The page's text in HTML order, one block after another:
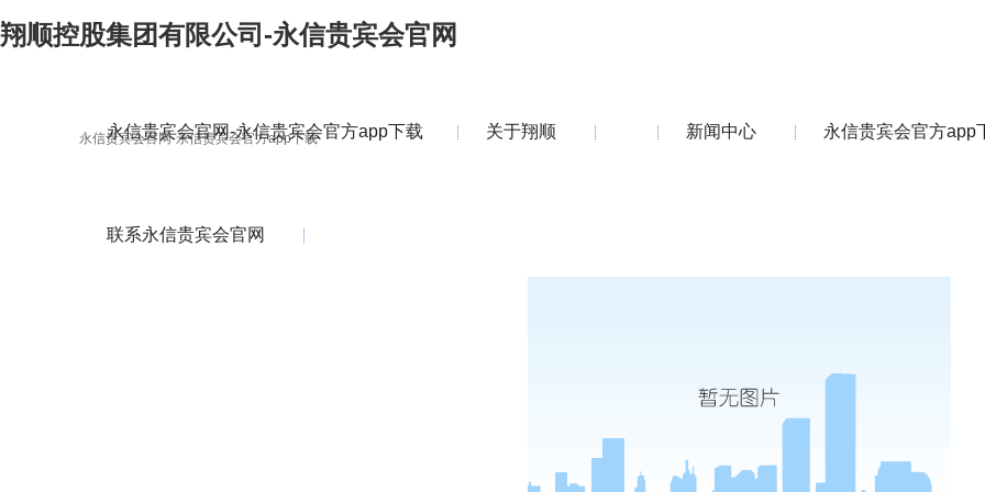
翔顺控股集团有限公司-永信贵宾会官网
永信贵宾会官网-永信贵宾会官方app下载
永信贵宾会官网-永信贵宾会官方app下载 关于翔顺 新闻中心 永信贵宾会官方app
联系永信贵宾会官网